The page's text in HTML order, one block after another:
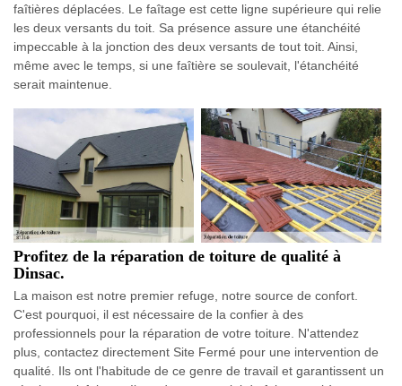
faîtières déplacées. Le faîtage est cette ligne supérieure qui relie
les deux versants du toit. Sa présence assure une étanchéité
impeccable à la jonction des deux versants de tout toit. Ainsi,
même avec le temps, si une faîtière se soulevait, l'étanchéité
serait maintenue.
Profitez de la réparation de toiture de qualité à
Dinsac.
La maison est notre premier refuge, notre source de confort.
C'est pourquoi, il est nécessaire de la confier à des
professionnels pour la réparation de votre toiture. N'attendez
plus, contactez directement Site Fermé pour une intervention de
qualité. Ils ont l'habitude de ce genre de travail et garantissent un